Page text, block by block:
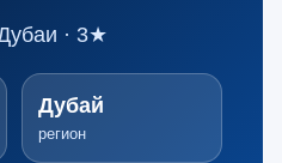
· 3★
Дубай
регион